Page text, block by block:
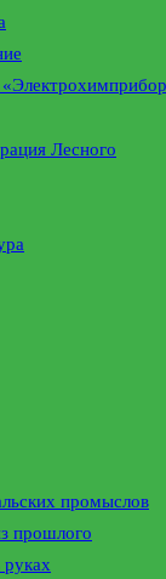
Лесного
промыслов
прошлого